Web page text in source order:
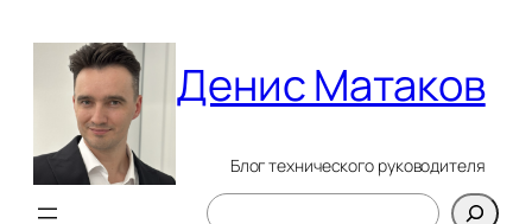
содержимому
Денис Матаков
Блог технического руководителя
Поиск